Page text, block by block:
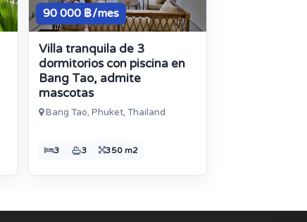
90 000 ฿/mes
Villa tranquila de 3
dormitorios con piscina en
Bang Tao, admite
mascotas
Bang Tao, Phuket, Thailand
3 3 350 m2